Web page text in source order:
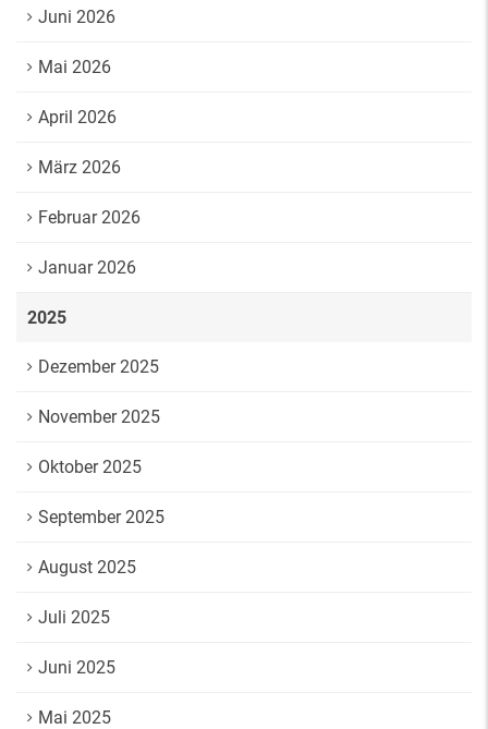
Juni 2026
Mai 2026
April 2026
März 2026
Februar 2026
Januar 2026
2025
Dezember 2025
November 2025
Oktober 2025
September 2025
August 2025
Juli 2025
Juni 2025
Mai 2025